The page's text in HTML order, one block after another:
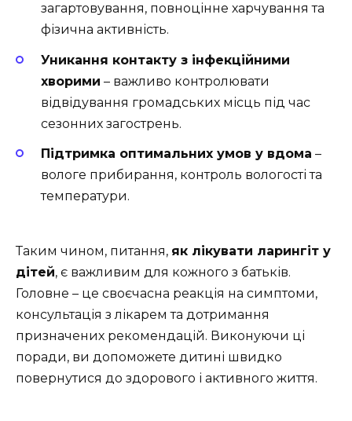
загартовування, повноцінне харчування та
фізична активність.
Уникання контакту з інфекційними
хворими – важливо контролювати
відвідування громадських місць під час
сезонних загострень.
Підтримка оптимальних умов у вдома –
вологе прибирання, контроль вологості та
температури.
Таким чином, питання, як лікувати ларингіт у
дітей, є важливим для кожного з батьків.
Головне – це своєчасна реакція на симптоми,
консультація з лікарем та дотримання
призначених рекомендацій. Виконуючи ці
поради, ви допоможете дитині швидко
повернутися до здорового і активного життя.